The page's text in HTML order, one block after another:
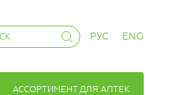
РУС ENG
АССОРТИМЕНТ ДЛЯ АПТЕК